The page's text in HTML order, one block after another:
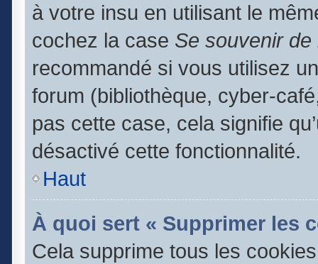
à votre insu en utilisant le
cochez la case Se souvenir de
recommandé si vous utilisez
forum (bibliothèque, cyber-
pas cette case, cela signifie
désactivé cette fonctionnalité.
Haut
À quoi sert « Supprimer les
Cela supprime tous les